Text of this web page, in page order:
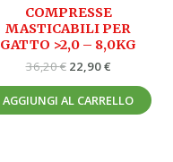
COMPRESSE
MASTICABILI PER
GATTO >2,0 – 8,0KG
36,20€ 22,90€
AGGIUNGI AL CARRELLO